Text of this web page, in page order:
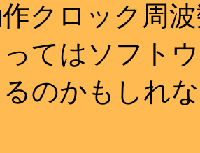
クロック周
てはソフト
のかもしれ